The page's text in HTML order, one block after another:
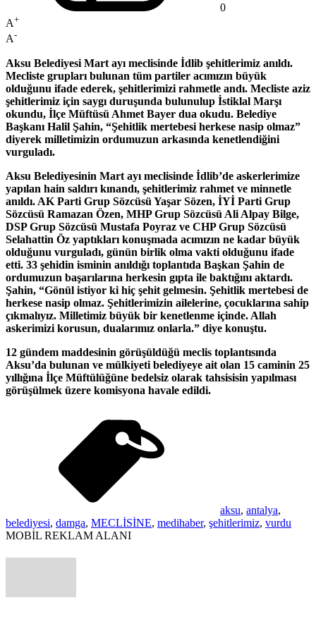
0
A+
A-
Aksu Belediyesi Mart ayı meclisinde İdlib şehitlerimiz anıldı.
Mecliste grupları bulunan tüm partiler acımızın büyük
olduğunu ifade ederek, şehitlerimizi rahmetle andı. Mecliste aziz
şehitlerimiz için saygı duruşunda bulunulup İstiklal Marşı
okundu, İlçe Müftüsü Ahmet Bayer dua okudu. Belediye
Başkanı Halil Şahin, “Şehitlik mertebesi herkese nasip olmaz”
diyerek milletimizin ordumuzun arkasında kenetlendiğini
vurguladı.
Aksu Belediyesinin Mart ayı meclisinde İdlib’de askerlerimize
yapılan hain saldırı kınandı, şehitlerimiz rahmet ve minnetle
anıldı. AK Parti Grup Sözcüsü Yaşar Sözen, İYİ Parti Grup
Sözcüsü Ramazan Özen, MHP Grup Sözcüsü Ali Alpay Bilge,
DSP Grup Sözcüsü Mustafa Poyraz ve CHP Grup Sözcüsü
Selahattin Öz yaptıkları konuşmada acımızın ne kadar büyük
olduğunu vurguladı, günün birlik olma vakti olduğunu ifade
etti. 33 şehidin isminin anıldığı toplantıda Başkan Şahin de
ordumuzun başarılarına herkesin gıpta ile baktığını aktardı.
Şahin, “Gönül istiyor ki hiç şehit gelmesin. Şehitlik mertebesi de
herkese nasip olmaz. Şehitlerimizin ailelerine, çocuklarına sahip
çıkmalıyız. Milletimiz büyük bir kenetlenme içinde. Allah
askerimizi korusun, dualarımız onlarla.” diye konuştu.
12 gündem maddesinin görüşüldüğü meclis toplantısında
Aksu’da bulunan ve mülkiyeti belediyeye ait olan 15 caminin 25
yıllığına İlçe Müftülüğüne bedelsiz olarak tahsisisin yapılması
görüşülmek üzere komisyona havale edildi.
aksu, antalya,
belediyesi, damga, MECLİSİNE, medihaber, şehitlerimiz, vurdu
MOBİL REKLAM ALANI